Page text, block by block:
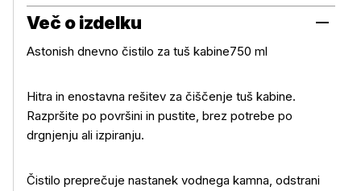
Več o izdelku
Astonish dnevno čistilo za tuš kabine750 ml
Hitra in enostavna rešitev za čiščenje tuš kabine.
Razpršite po površini in pustite, brez potrebe po
drgnjenju ali izpiranju.
Čistilo preprečuje nastanek vodnega kamna, odstrani